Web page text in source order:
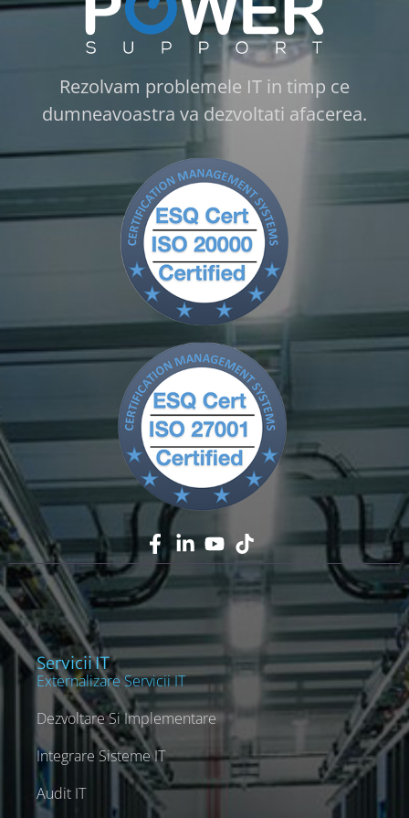
Rezolvam problemele IT in timp ce
dumneavoastra va dezvoltati afacerea.
Servicii IT
Externalizare Servicii IT
Dezvoltare Si Implementare
Integrare Sisteme IT
Audit IT